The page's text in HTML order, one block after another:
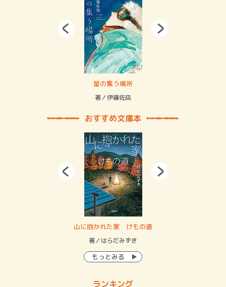
星の集う場所
著／伊藤佐凪
おすすめ文庫本
山に抱かれた家 けもの道
著／はらだみずき
もっとみる
ランキング